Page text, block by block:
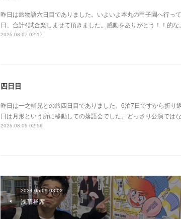
昨日は旅物語六日目でありました。いよいよ本丸の甲子園へ行っ
日、合計4試合楽しませて頂きました。感動をありがとう！！的
2025.08.07 02:17
四日目
昨日は一之輔兄との旅四日目でありました。6泊7日ですから折
日は月形という所に移動しての落語会でした。どっさり公演では
2025.08.05 02:56
2024.05.09 03:02
浅草昼席